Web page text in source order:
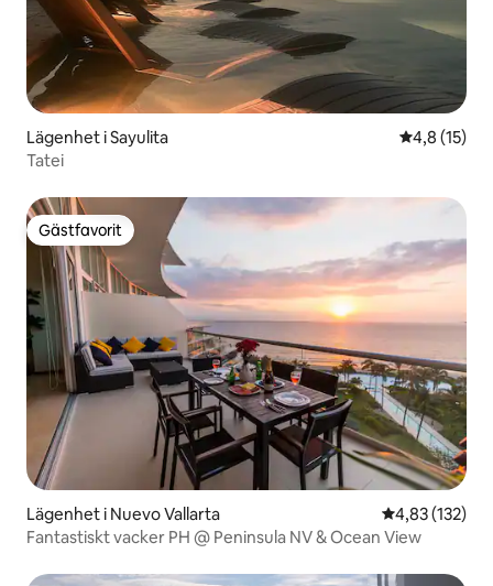
Lägenhet i Sayulita 4,8 av 5 i
4,8 (15)
Tatei
Gästfavorit
Gästfavorit
Lägenhet i Nuevo Vallarta 4,83 av 5 i
4,83 (132)
Fantastiskt vacker PH @ Peninsula NV & Ocean View